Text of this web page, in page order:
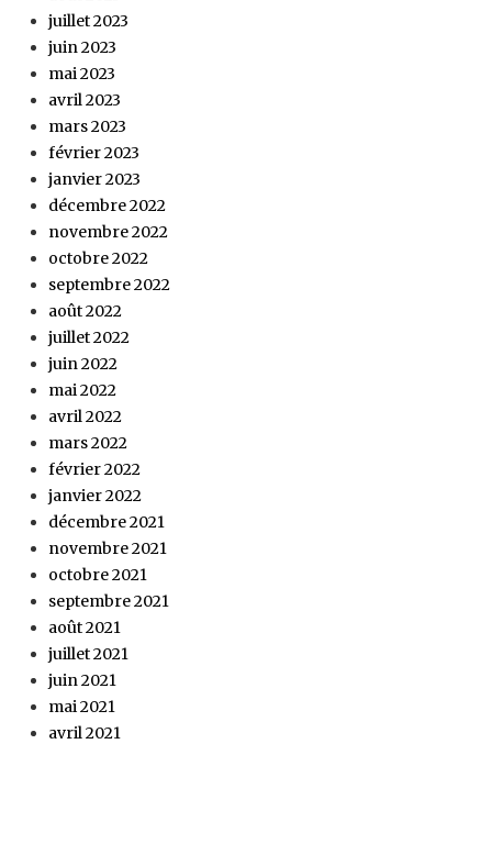
juillet 2023
juin 2023
mai 2023
avril 2023
mars 2023
février 2023
janvier 2023
décembre 2022
novembre 2022
octobre 2022
septembre 2022
août 2022
juillet 2022
juin 2022
mai 2022
avril 2022
mars 2022
février 2022
janvier 2022
décembre 2021
novembre 2021
octobre 2021
septembre 2021
août 2021
juillet 2021
juin 2021
mai 2021
avril 2021